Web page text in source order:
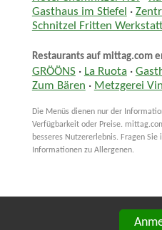
Gasthaus im Stiefel ·
Schnitzel Fritten
Restaurants auf mittag.com
GRÖÖNS· La Ruota ·
Zum Bären · Metzgerei
Die Menüs dienen nur der
Verfügbarkeit oder Preise.
besseres Nutzererlebnis. Fragen
Informationen zu Allergenen.